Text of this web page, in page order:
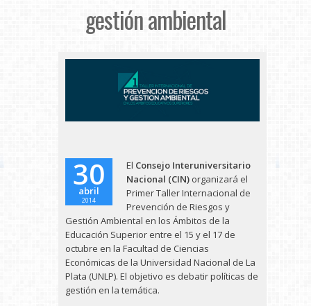
gestión ambiental
30
abril
2014
El Consejo Interuniversitario
Nacional (CIN) organizará el
Primer Taller Internacional de
Prevención de Riesgos y
Gestión Ambiental en los Ámbitos de la
Educación Superior entre el 15 y el 17 de
octubre en la Facultad de Ciencias
Económicas de la Universidad Nacional de La
Plata (UNLP). El objetivo es debatir políticas de
gestión en la temática.